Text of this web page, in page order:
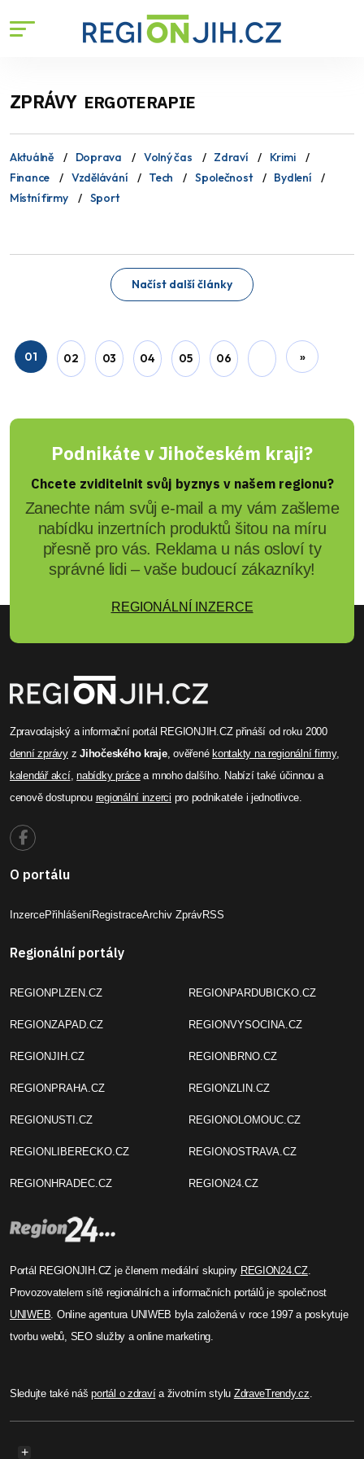
ZPRÁVY ERGOTERAPIE
Aktuálně Doprava Volný čas Zdraví
Krimi
Finance
Vzdělávání Tech Společnost
Bydlení
Místní firmy
Sport
Načíst další články
01 02 03 04 05 06 »
Podnikáte v Jihočeském kraji?
Chcete zviditelnit svůj byznys v našem regionu?
Zanechte nám svůj e-mail a my vám zašleme
nabídku inzertních produktů šitou na míru
přesně pro vás. Reklama u nás osloví ty
správné lidi – vaše budoucí zákazníky!
REGIONÁLNÍ INZERCE
Zpravodajský a informační portál REGIONJIH.CZ přináší od roku 2000
denní zprávyzJihočeského kraje, ověřené kontakty na regionální firmy,
kalendář akcí,nabídky prácea mnoho dalšího. Nabízí také účinnou a
cenově dostupnou regionální inzerci pro podnikatele i jednotlivce.
O portálu
InzercePřihlášeníRegistraceArchiv ZprávRSS
Regionální portály
REGIONPLZEN.CZ
REGIONZAPAD.CZ
REGIONJIH.CZ
REGIONPRAHA.CZ
REGIONUSTI.CZ
REGIONLIBERECKO.CZ
REGIONHRADEC.CZ
REGIONPARDUBICKO.CZ
REGIONVYSOCINA.CZ
REGIONBRNO.CZ
REGIONZLIN.CZ
REGIONOLOMOUC.CZ
REGIONOSTRAVA.CZ
REGION24.CZ
Portál REGIONJIH.CZ je členem mediální skupiny REGION24.CZ.
Provozovatelem sítě regionálních a informačních portálů je společnost
UNIWEB. Online agentura UNIWEB byla založená v roce 1997 a poskytuje
tvorbu webů, SEO služby a online marketing.
Sledujte také nášportál o zdravía životním stylu ZdraveTrendy.cz.
+